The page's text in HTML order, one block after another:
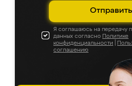
Отправить
Я соглашаюсь на передачу
данных согласно Политике
конфиденциальности
соглашению